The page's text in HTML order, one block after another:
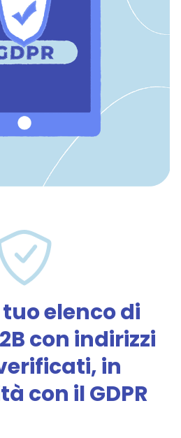
elenco di
con indirizzi
in
con il GDPR